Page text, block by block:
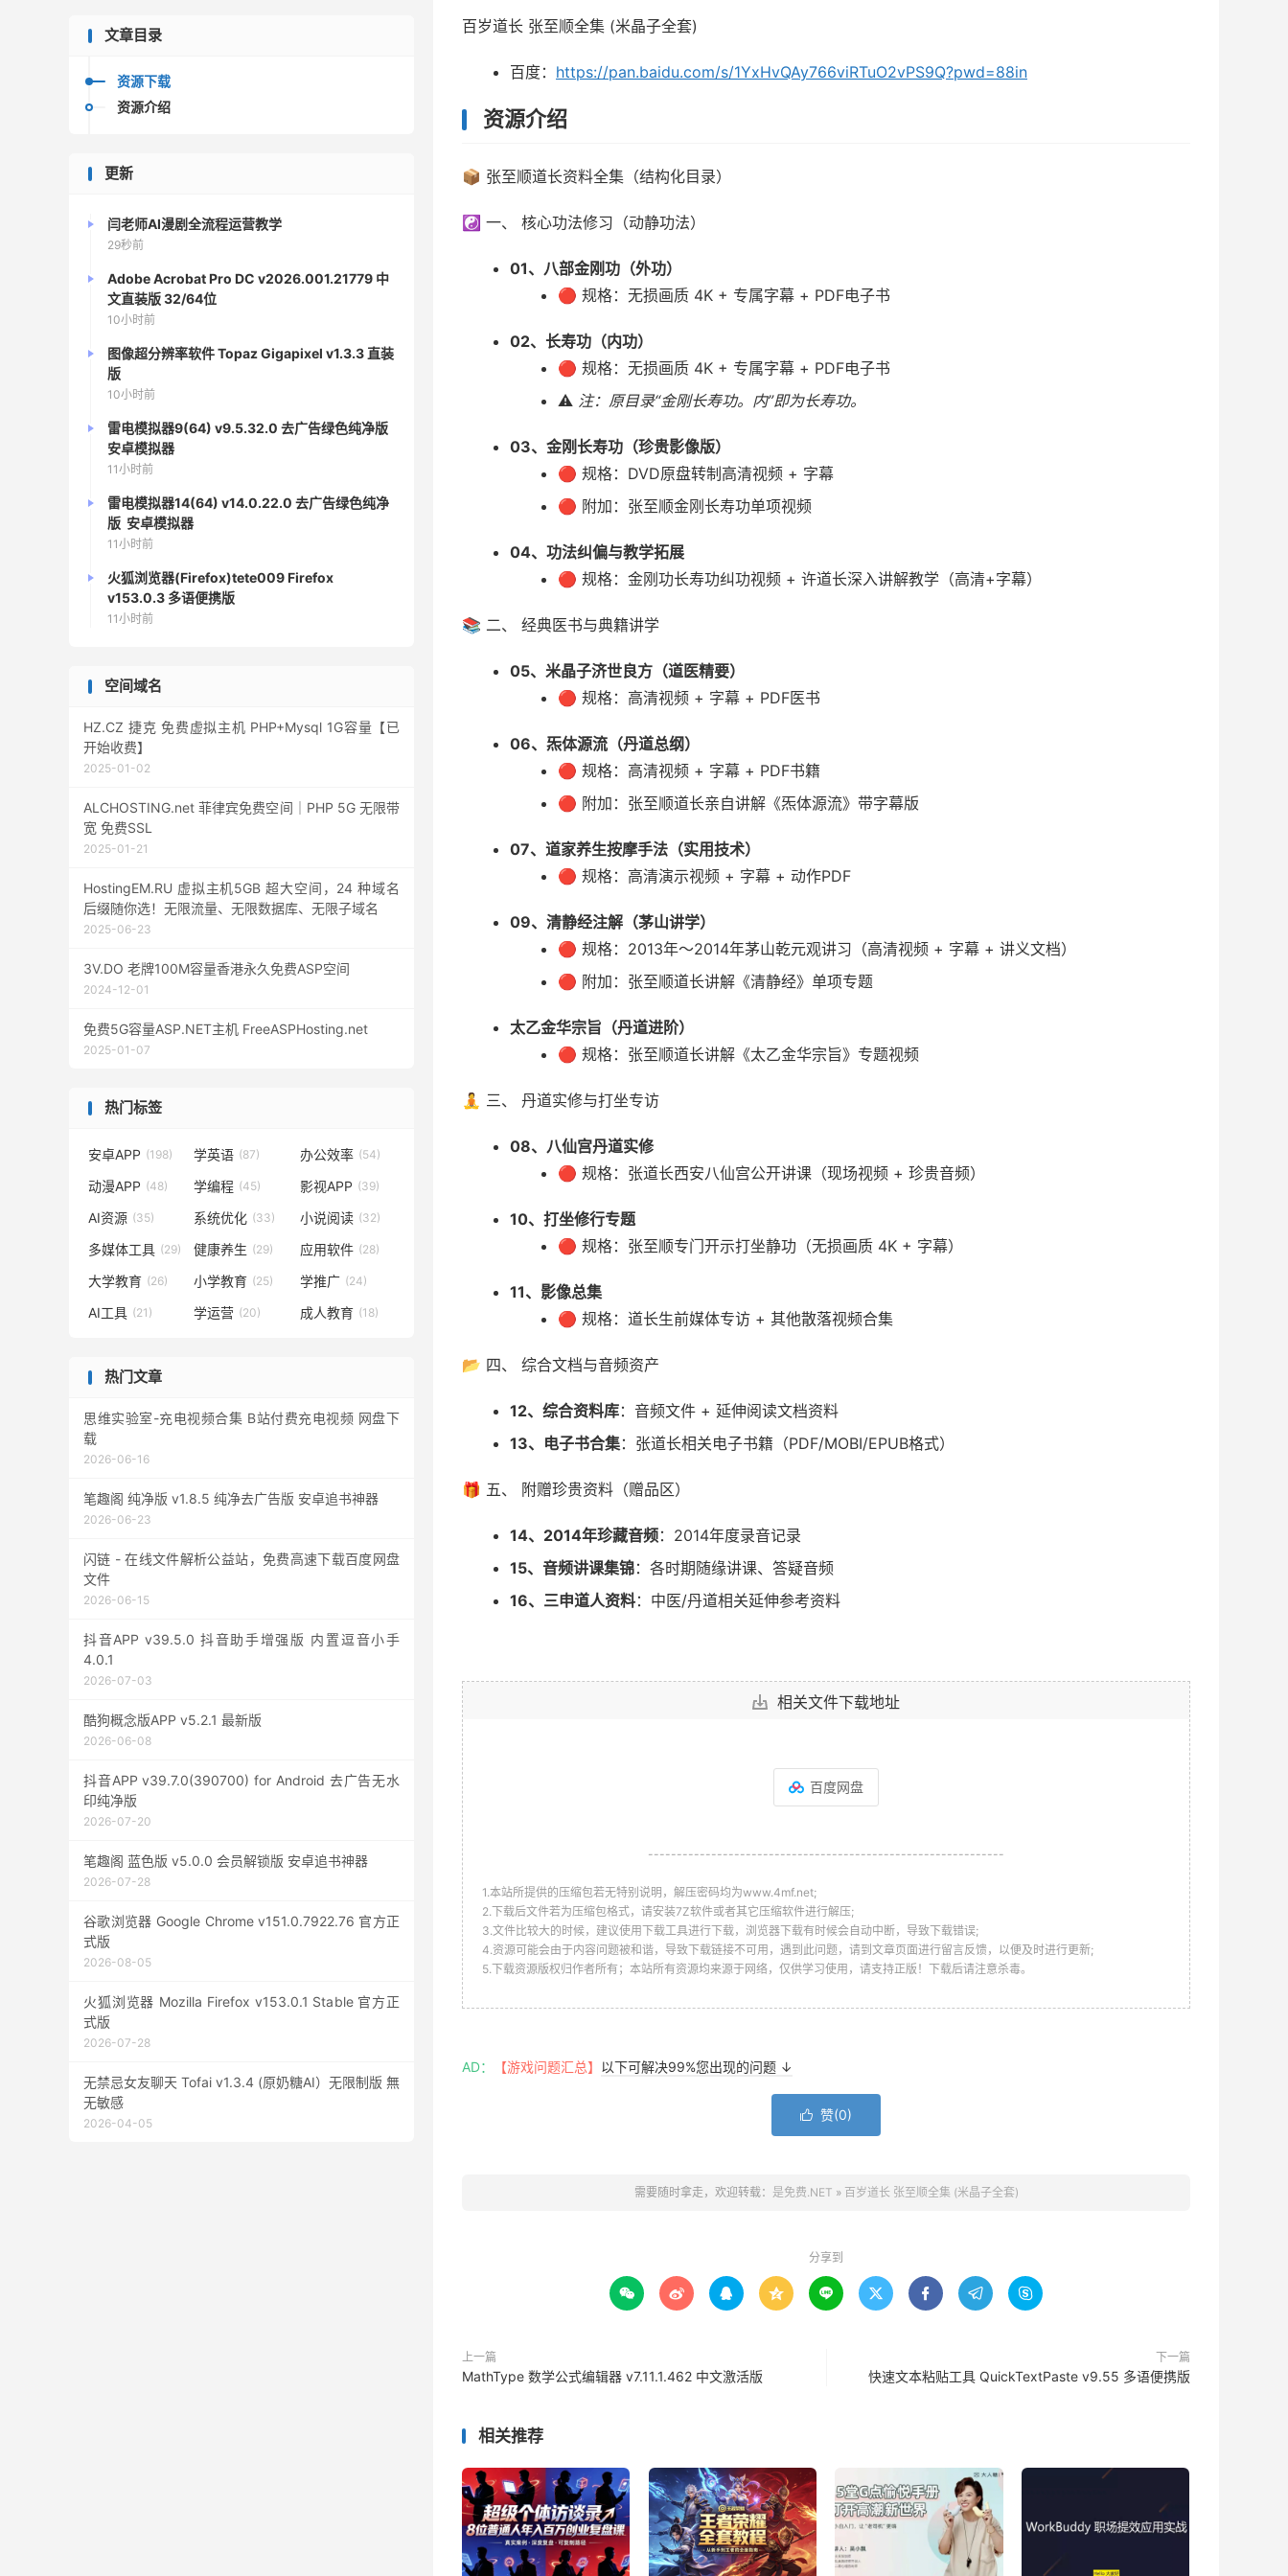
百岁道长 张至顺全集 (米晶子全套)
百度： https://pan.baidu.com/s/1YxHvQAy766viRTuO2vPS9Q?pwd=88in
资源介绍
📦 张至顺道长资料全集（结构化目录）
☯️ 一、 核心功法修习（动静功法）
01、八部金刚功（外功）
🔴 规格：无损画质 4K + 专属字幕 + PDF电子书
02、长寿功（内功）
🔴 规格：无损画质 4K + 专属字幕 + PDF电子书
⚠️ 注：原目录“金刚长寿功。内”即为长寿功。
03、金刚长寿功（珍贵影像版）
🔴 规格：DVD原盘转制高清视频 + 字幕
🔴 附加：张至顺金刚长寿功单项视频
04、功法纠偏与教学拓展
🔴 规格：金刚功长寿功纠功视频 + 许道长深入讲解教学（高清+字幕）
📚 二、 经典医书与典籍讲学
05、米晶子济世良方（道医精要）
🔴 规格：高清视频 + 字幕 + PDF医书
06、炁体源流（丹道总纲）
🔴 规格：高清视频 + 字幕 + PDF书籍
🔴 附加：张至顺道长亲自讲解《炁体源流》带字幕版
07、道家养生按摩手法（实用技术）
🔴 规格：高清演示视频 + 字幕 + 动作PDF
09、清静经注解（茅山讲学）
🔴 规格：2013年～2014年茅山乾元观讲习（高清视频 + 字幕 + 讲义文档）
🔴 附加：张至顺道长讲解《清静经》单项专题
太乙金华宗旨（丹道进阶）
🔴 规格：张至顺道长讲解《太乙金华宗旨》专题视频
🧘 三、 丹道实修与打坐专访
08、八仙宫丹道实修
🔴 规格：张道长西安八仙宫公开讲课（现场视频 + 珍贵音频）
10、打坐修行专题
🔴 规格：张至顺专门开示打坐静功（无损画质 4K + 字幕）
11、影像总集
🔴 规格：道长生前媒体专访 + 其他散落视频合集
📂 四、 综合文档与音频资产
12、综合资料库：音频文件 + 延伸阅读文档资料
13、电子书合集：张道长相关电子书籍（PDF/MOBI/EPUB格式）
🎁 五、 附赠珍贵资料（赠品区）
14、2014年珍藏音频：2014年度录音记录
15、音频讲课集锦：各时期随缘讲课、答疑音频
16、三申道人资料：中医/丹道相关延伸参考资料
相关文件下载地址
百度网盘
--------------------------------------------------------------
1.本站所提供的压缩包若无特别说明，解压密码均为www.4mf.net;
2.下载后文件若为压缩包格式，请安装7Z软件或者其它压缩软件进行解压;
3.文件比较大的时候，建议使用下载工具进行下载，浏览器下载有时候会自动中断，导致下载错误;
4.资源可能会由于内容问题被和谐，导致下载链接不可用，遇到此问题，请到文章页面进行留言反馈，以便及时进行更新;
5.下载资源版权归作者所有；本站所有资源均来源于网络，仅供学习使用，请支持正版！下载后请注意杀毒。
AD： 【游戏问题汇总】 以下可解决99%您出现的问题 ↓
 赞(0)
需要随时拿走，欢迎转载： 是免费.NET » 百岁道长 张至顺全集 (米晶子全套)
分享到
        
上一篇
MathType 数学公式编辑器 v7.11.1.462 中文激活版
下一篇
快速文本粘贴工具 QuickTextPaste v9.55 多语便携版
相关推荐
文章目录
资源下载
资源介绍
更新
闫老师AI漫剧全流程运营教学
29秒前
Adobe Acrobat Pro DC v2026.001.21779 中
文直装版 32/64位
10小时前
图像超分辨率软件 Topaz Gigapixel v1.3.3 直装
版
10小时前
雷电模拟器9(64) v9.5.32.0 去广告绿色纯净版
安卓模拟器
11小时前
雷电模拟器14(64) v14.0.22.0 去广告绿色纯净
版 安卓模拟器
11小时前
火狐浏览器(Firefox)tete009 Firefox
v153.0.3 多语便携版
11小时前
空间域名
HZ.CZ 捷克 免费虚拟主机 PHP+Mysql 1G容量【已
开始收费】
2025-01-02
ALCHOSTING.net 菲律宾免费空间｜PHP 5G 无限带
宽 免费SSL
2025-01-21
HostingEM.RU 虚拟主机5GB 超大空间，24 种域名
后缀随你选！无限流量、无限数据库、无限子域名
2025-06-23
3V.DO 老牌100M容量香港永久免费ASP空间
2024-12-01
免费5G容量ASP.NET主机 FreeASPHosting.net
2025-01-07
热门标签
安卓APP (198) 学英语 (87) 办公效率 (54)
动漫APP (48) 学编程 (45) 影视APP (39)
AI资源 (35) 系统优化 (33) 小说阅读 (32)
多媒体工具 (29) 健康养生 (29) 应用软件 (28)
大学教育 (26) 小学教育 (25) 学推广 (24)
AI工具 (21) 学运营 (20) 成人教育 (18)
热门文章
思维实验室-充电视频合集 B站付费充电视频 网盘下
载
2026-06-16
笔趣阁 纯净版 v1.8.5 纯净去广告版 安卓追书神器
2026-06-23
闪链 - 在线文件解析公益站，免费高速下载百度网盘
文件
2026-06-15
抖音APP v39.5.0 抖音助手增强版 内置逗音小手
4.0.1
2026-07-03
酷狗概念版APP v5.2.1 最新版
2026-06-08
抖音APP v39.7.0(390700) for Android 去广告无水
印纯净版
2026-07-20
笔趣阁 蓝色版 v5.0.0 会员解锁版 安卓追书神器
2026-07-28
谷歌浏览器 Google Chrome v151.0.7922.76 官方正
式版
2026-08-05
火狐浏览器 Mozilla Firefox v153.0.1 Stable 官方正
式版
2026-07-28
无禁忌女友聊天 Tofai v1.3.4 (原奶糖AI）无限制版 無
无敏感
2026-04-05